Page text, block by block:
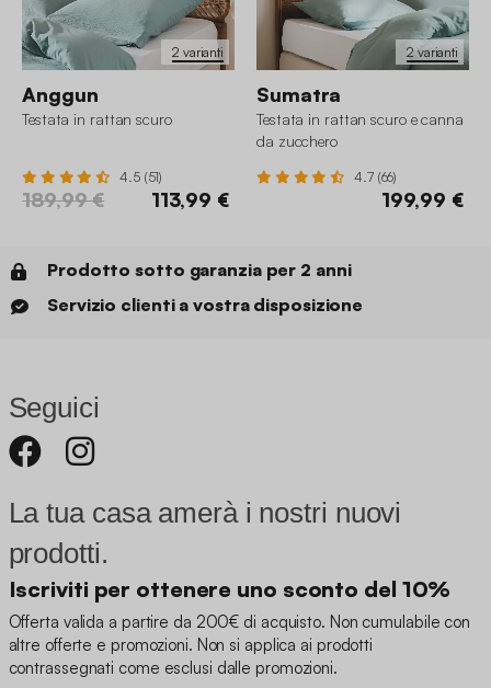
2 varianti
Anggun
Testata in rattan scuro
4.5 (51)
189,99 € 113,99 €
2 varianti
Sumatra
Testata in rattan scuro e canna
da zucchero
4.7 (66)
199,99 €
Prodotto sotto garanzia per 2 anni
Servizio clienti a vostra disposizione
Seguici
La tua casa amerà i nostri nuovi
prodotti.
Iscriviti per ottenere uno sconto del 10%
Offerta valida a partire da 200€ di acquisto. Non cumulabile con
altre offerte e promozioni. Non si applica ai prodotti
contrassegnati come esclusi dalle promozioni.